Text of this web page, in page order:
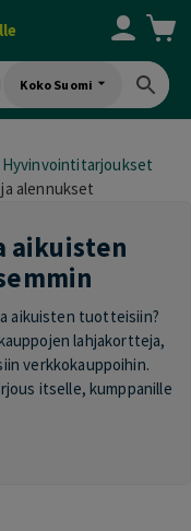
Koko Suomi
Hyvinvointitarjoukset
alennukset
aikuisten
aikuisten tuotteisiin?
lahjakortteja,
verkkokauppoihin.
itselle, kumppanille